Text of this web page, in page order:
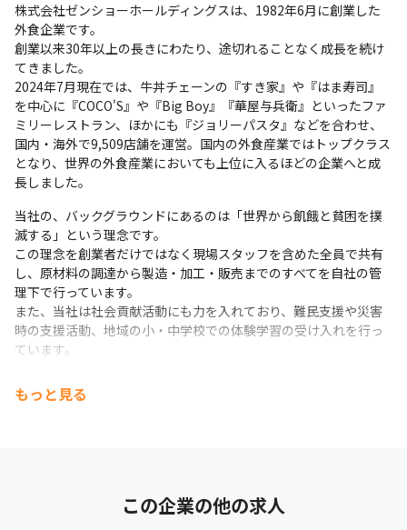
術者としてスペシャリストを目指したい人も、個人それぞれが理
想のキャリアパスを実現できるよう努めています。
具体的には、マネジメントスペシャリスト（いわゆる役職者「課
長・室長・部長・本部長」）以外に、タレントスペシャリスト
（プログラマー・アプリケーションエンジニア・プロジェクトマ
ネジャー・ITアーキテクト・ITサービスマネジャーなど）という
キャリパスを用意しています。
タレントスペシャリストは、ゼンショー認定スペシャリスト制度
によって、ZCS（Zensho Certified Specialist）という職位が付与
メントスペシャリストと同等に処遇されます。
最高の技術を学び採り入れることで商品・サービスを絶えず進化
させていくことができる、と考えているゼンショーホールディン
グスにおいて、ZCSは国際水準第一級の技術を持ち、一生涯その
技術だけで腕を磨き続けることができる人財となります
株式会社ゼンショーホールディングスは、1982年6月に創業した
外食企業です。
創業以来30年以上の長きにわたり、途切れることなく成長を続け
てきました。
2024年7月現在では、牛丼チェーンの『すき家』や『はま寿司』
を中心に『COCO'S』や『Big Boy』『華屋与兵衛』といったファ
ミリーレストラン、ほかにも『ジョリーパスタ』などを合わせ、
国内・海外で9,509店舗を運営。国内の外食産業ではトップクラス
となり、世界の外食産業においても上位に入るほどの企業へと成
長しました。
当社の、バックグラウンドにあるのは「世界から飢餓と貧困を撲
滅する」という理念です。
この理念を創業者だけではなく現場スタッフを含めた全員で共有
し、原材料の調達から製造・加工・販売までのすべてを自社の管
理下で行っています。
また、当社は社会貢献活動にも力を入れており、難民支援や災害
時の支援活動、地域の小・中学校での体験学習の受け入れを行っ
ています。
もっと見る
この企業の他の求人